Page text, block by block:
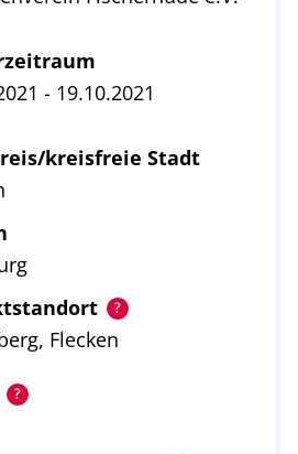
- 19.10.2021
kreisfreie Stadt
Flecken